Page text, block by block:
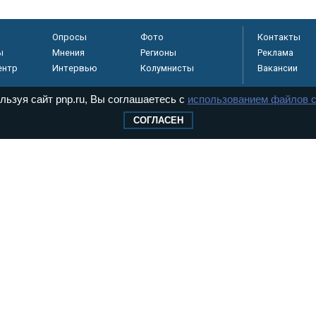
Опросы
Фото
Мнения
Регионы
Интервью Колумнисты
Контакты
Реклама
Вакансии
и
сайт pnp.ru, Вы соглашаетесь с использованием файлов
СОГЛАСЕН